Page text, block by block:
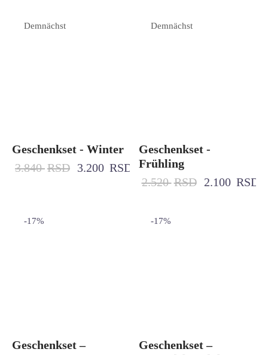
Demnächst
Geschenkset - Winter
3.840RSD 3.200 RSD
Demnächst
Geschenkset -
Frühling
2.520RSD 2.100 RSD
-17%
Geschenkset –
-17%
Geschenkset –